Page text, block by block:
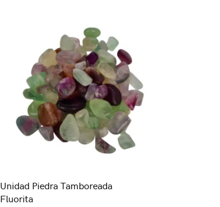
Unidad Piedra Tamboreada
Fluorita